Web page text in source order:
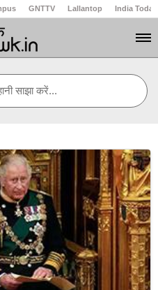
GNTTV Lallantop India Today
साझा करें...